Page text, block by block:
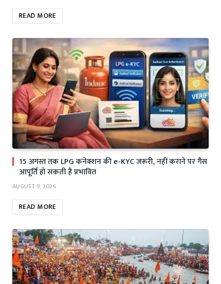
READ MORE
15 अगस्त तक LPG कनेक्शन की e-KYC जरूरी, नहीं कराने पर गैस
आपूर्ति हो सकती है प्रभावित
AUGUST 9, 2026
READ MORE